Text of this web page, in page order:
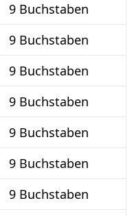
9 Buchstaben
9 Buchstaben
9 Buchstaben
9 Buchstaben
9 Buchstaben
9 Buchstaben
9 Buchstaben